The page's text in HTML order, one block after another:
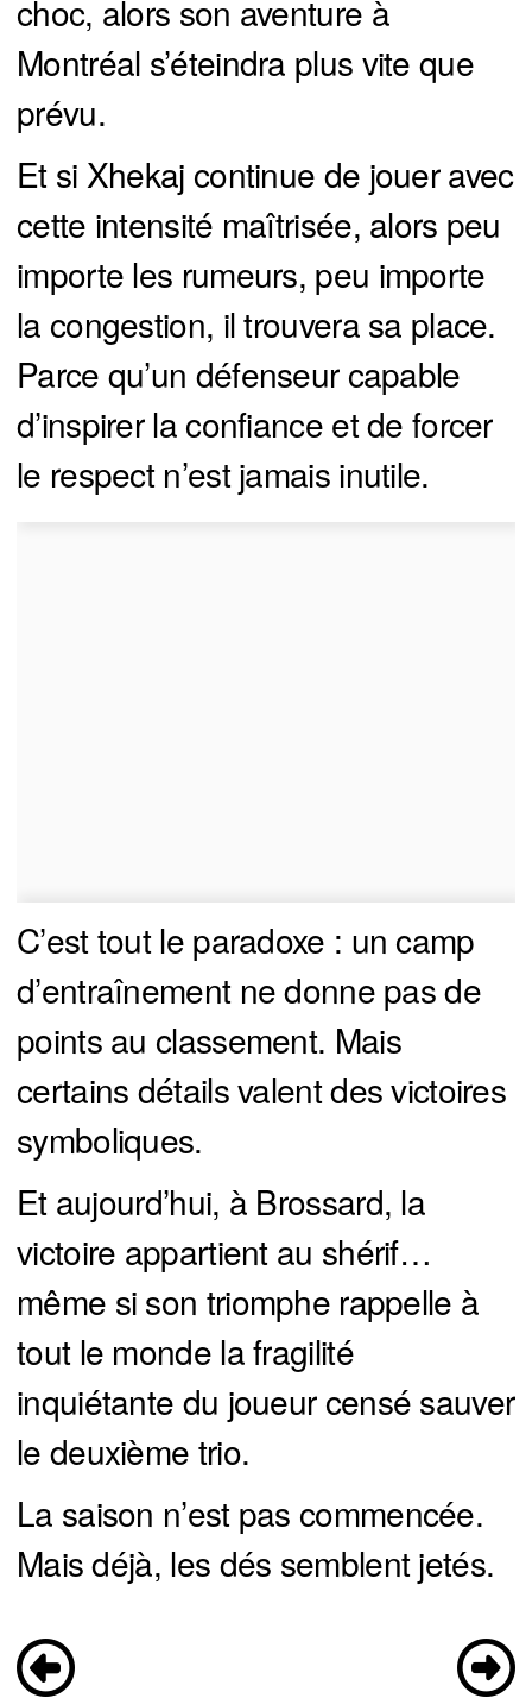
choc, alors son aventure à
Montréal s’éteindra plus vite que
prévu.
Et si Xhekaj continue de jouer avec
cette intensité maîtrisée, alors peu
importe les rumeurs, peu importe
la congestion, il trouvera sa place.
Parce qu’un défenseur capable
d’inspirer la confiance et de forcer
le respect n’est jamais inutile.
C’est tout le paradoxe : un camp
d’entraînement ne donne pas de
points au classement. Mais
certains détails valent des victoires
symboliques.
Et aujourd’hui, à Brossard, la
victoire appartient au shérif…
même si son triomphe rappelle à
tout le monde la fragilité
inquiétante du joueur censé sauver
le deuxième trio.
La saison n’est pas commencée.
Mais déjà, les dés semblent jetés.